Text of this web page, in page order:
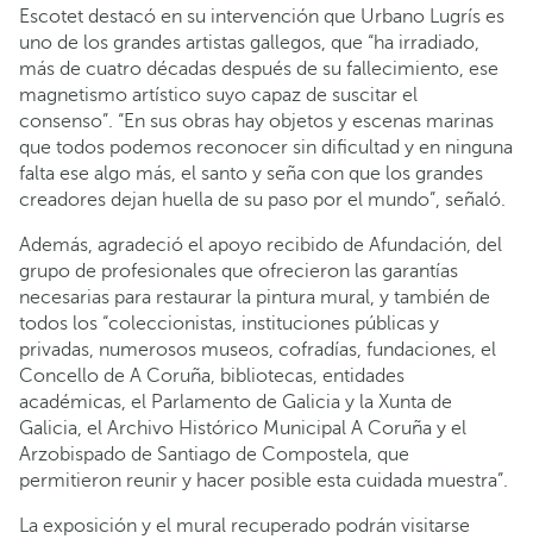
Escotet destacó en su intervención que Urbano Lugrís es
uno de los grandes artistas gallegos, que “ha irradiado,
más de cuatro décadas después de su fallecimiento, ese
magnetismo artístico suyo capaz de suscitar el
consenso”. “En sus obras hay objetos y escenas marinas
que todos podemos reconocer sin dificultad y en ninguna
falta ese algo más, el santo y seña con que los grandes
creadores dejan huella de su paso por el mundo”, señaló.
Además, agradeció el apoyo recibido de Afundación, del
grupo de profesionales que ofrecieron las garantías
necesarias para restaurar la pintura mural, y también de
todos los “coleccionistas, instituciones públicas y
privadas, numerosos museos, cofradías, fundaciones, el
Concello de A Coruña, bibliotecas, entidades
académicas, el Parlamento de Galicia y la Xunta de
Galicia, el Archivo Histórico Municipal A Coruña y el
Arzobispado de Santiago de Compostela, que
permitieron reunir y hacer posible esta cuidada muestra”.
La exposición y el mural recuperado podrán visitarse